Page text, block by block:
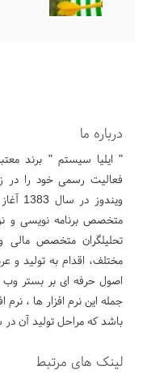
درباره ما
" ایلیا سیستم " برند
فعالیت رسمی خود را در
متخصص برنامه نویسی و
تحلیلگران متخصص مالی
مختلف، اقدام به تولید و
جمله این نرم افزار ها ،
باشد که مراحل تولید آن در سال 1395 به
لینک های مرتبط